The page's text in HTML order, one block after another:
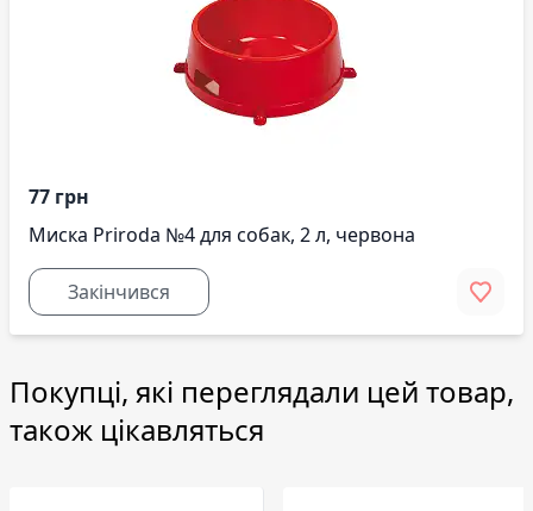
77 грн
Миска Priroda №4 для собак, 2 л, червона
Закінчився
Покупці, які переглядали цей товар,
також цікавляться